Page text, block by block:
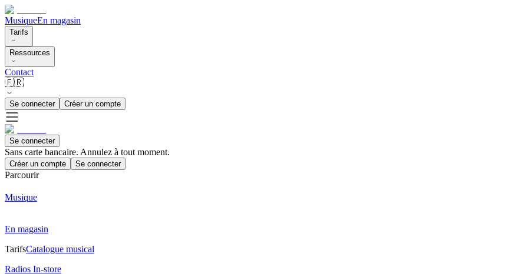
MusiqueEn magasin
Tarifs
Ressources
Contact
🇫🇷
Se connecter Créer un compte
Se connecter
Sans carte bancaire. Annulez à tout moment.
Créer un compte Se connecter
Parcourir
Musique
En magasin
TarifsCatalogue musical
Radios In-store